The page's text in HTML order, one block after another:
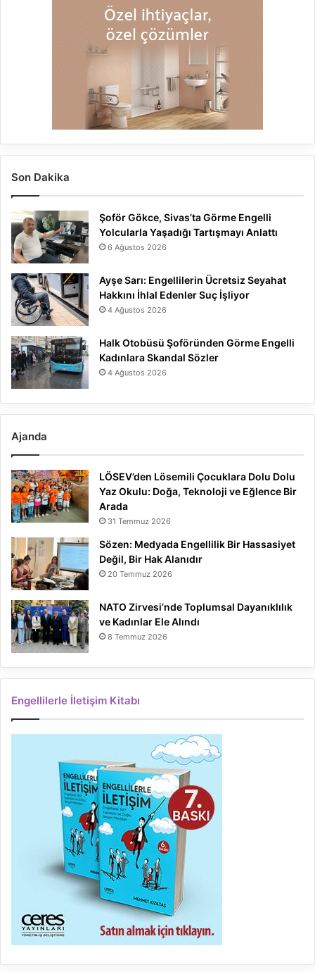
Son Dakika
Şoför Gökce, Sivas’ta Görme Engelli
Yolcularla Yaşadığı Tartışmayı Anlattı
6 Ağustos 2026
Ayşe Sarı: Engellilerin Ücretsiz Seyahat
Hakkını İhlal Edenler Suç İşliyor
4 Ağustos 2026
Halk Otobüsü Şoföründen Görme Engelli
Kadınlara Skandal Sözler
4 Ağustos 2026
Ajanda
LÖSEV’den Lösemili Çocuklara Dolu Dolu
Yaz Okulu: Doğa, Teknoloji ve Eğlence Bir
Arada
31 Temmuz 2026
Sözen: Medyada Engellilik Bir Hassasiyet
Değil, Bir Hak Alanıdır
20 Temmuz 2026
NATO Zirvesi’nde Toplumsal Dayanıklılık
ve Kadınlar Ele Alındı
8 Temmuz 2026
Engellilerle İletişim Kitabı